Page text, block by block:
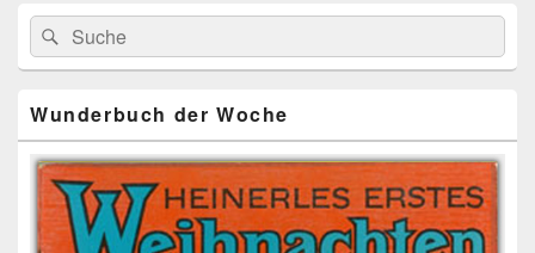
Primärer
Seitenleisten
Widget-
Bereich
Search
for:
Suche
Wunderbuch der Woche